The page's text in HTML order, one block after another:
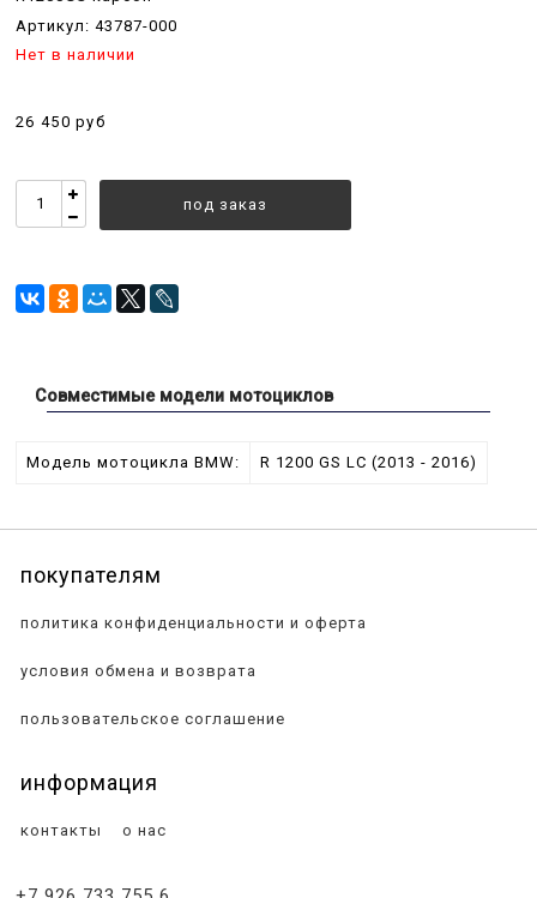
Артикул: 43787-000
Нет в наличии
26 450 руб
под заказ
Совместимые модели мотоциклов
Модель мотоцикла BMW: R 1200 GS LC (2013 - 2016)
покупателям
политика конфиденциальности и оферта
условия обмена и возврата
пользовательское соглашение
информация
контакты о нас